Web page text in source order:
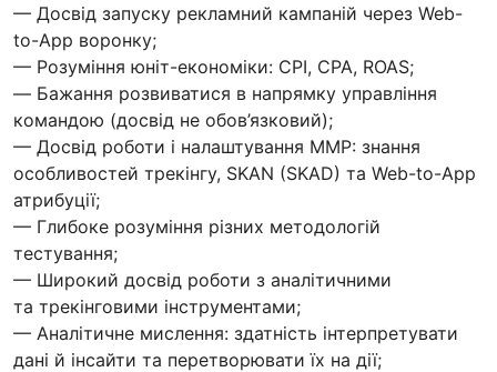
— Досвід запуску рекламний кампаній через Web-
to-App воронку;
— Розуміння юніт-економіки: CPI, CPA, ROAS;
— Бажання розвиватися в напрямку управління
командою (досвід не обов’язковий);
— Досвід роботи і налаштування MMP: знання
особливостей трекінгу, SKAN (SKAD) та Web-to-App
атрибуції;
— Глибоке розуміння різних методологій
тестування;
— Широкий досвід роботи з аналітичними
та трекінговими інструментами;
— Аналітичне мислення: здатність інтерпретувати
дані й інсайти та перетворювати їх на дії;